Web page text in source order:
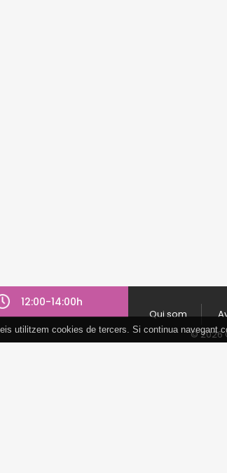
12:00-14:00h
Qui som
© 2026
utilitzem cookies de tercers. Si continua navegant
Tancar